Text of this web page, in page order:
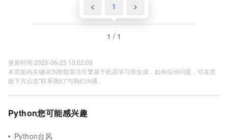
< 1 >
1 / 1
更新时间 2025-06-25 13:02:09
本页面内关键词为智能算法引擎基于机器学习所生成，如有任何问题，可在页
面下方点击"联系我们"与我们沟通。
Python您可能感兴趣
Python台风